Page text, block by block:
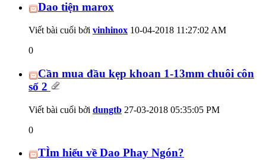
Dao tiện marox
Viết bài cuối bởi vinhinox 10-04-2018 11:27:02 AM
0
Cần mua đầu kẹp khoan 1-13mm chuôi côn
số 2
Viết bài cuối bởi dungtb 27-03-2018 05:35:05 PM
0
TÌm hiểu về Dao Phay Ngón?